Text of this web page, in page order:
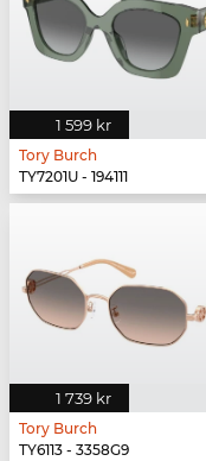
1 599 kr
Tory Burch
TY7201U - 194111
1 739 kr
Tory Burch
TY6113 - 3358G9